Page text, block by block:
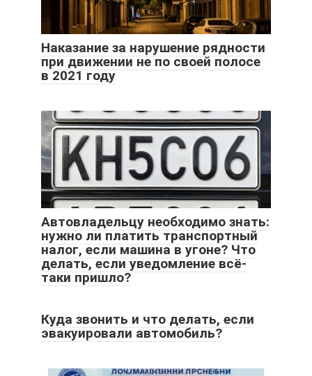
Наказание за нарушение рядности
при движении не по своей полосе
в 2021 году
Автовладельцу необходимо знать:
нужно ли платить транспортный
налог, если машина в угоне? Что
делать, если уведомление всё-
таки пришло?
Куда звонить и что делать, если
эвакуировали автомобиль?